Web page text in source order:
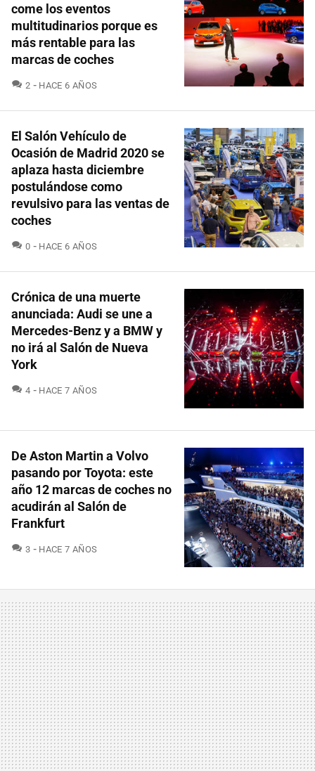
come los eventos
multitudinarios porque es
más rentable para las
marcas de coches
2 COMENTARIOS
HACE 6 AÑOS
El Salón Vehículo de
Ocasión de Madrid 2020 se
aplaza hasta diciembre
postulándose como
revulsivo para las ventas de
coches
0 COMENTARIOS
HACE 6 AÑOS
Crónica de una muerte
anunciada: Audi se une a
Mercedes-Benz y a BMW y
no irá al Salón de Nueva
York
4 COMENTARIOS
HACE 7 AÑOS
De Aston Martin a Volvo
pasando por Toyota: este
año 12 marcas de coches no
acudirán al Salón de
Frankfurt
3 COMENTARIOS
HACE 7 AÑOS